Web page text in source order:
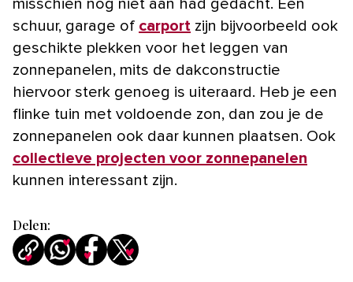
misschien nog niet aan had gedacht. Een
schuur, garage of carport zijn bijvoorbeeld ook
geschikte plekken voor het leggen van
zonnepanelen, mits de dakconstructie
hiervoor sterk genoeg is uiteraard. Heb je een
flinke tuin met voldoende zon, dan zou je de
zonnepanelen ook daar kunnen plaatsen. Ook
collectieve projecten voor zonnepanelen
kunnen interessant zijn.
Delen: